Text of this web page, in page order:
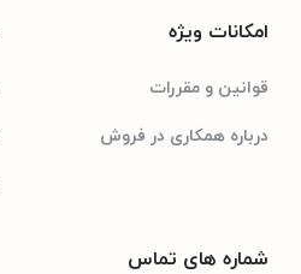
امکانات ویژه
قوانین و مقررات
درباره همکاری در فروش
شماره های تماس